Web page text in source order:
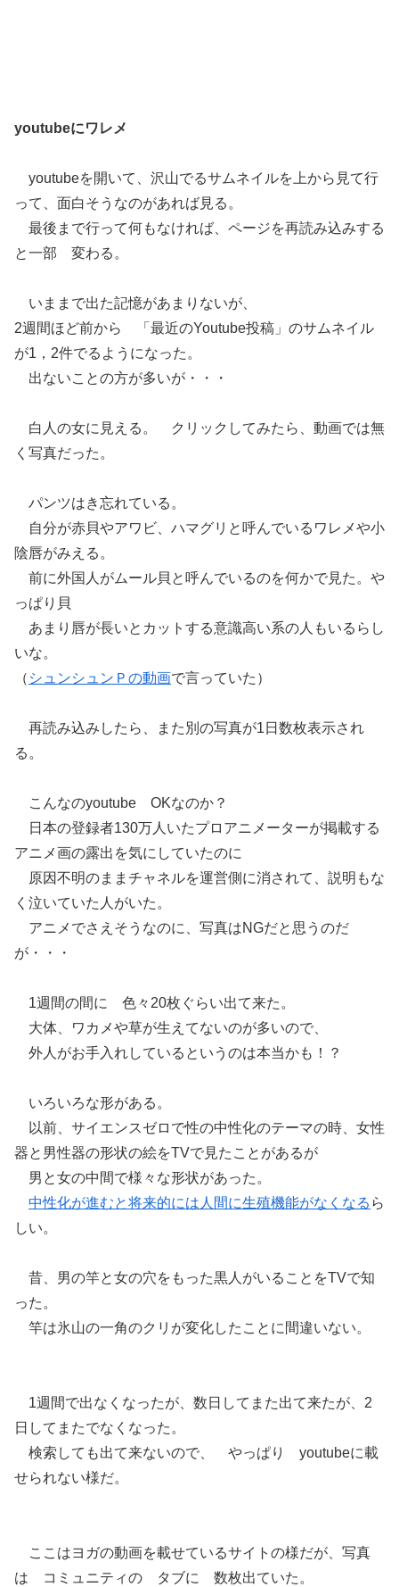
youtubeにワレメ
youtubeを開いて、沢山でるサムネイルを上から見て行
って、面白そうなのがあれば見る。
最後まで行って何もなければ、ページを再読み込みする
と一部 変わる。
いままで出た記憶があまりないが、
2週間ほど前から 「最近のYoutube投稿」のサムネイル
が1，2件でるようになった。
出ないことの方が多いが・・・
白人の女に見える。 クリックしてみたら、動画では無
く写真だった。
パンツはき忘れている。
自分が赤貝やアワビ、ハマグリと呼んでいるワレメや小
陰唇がみえる。
前に外国人がムール貝と呼んでいるのを何かで見た。や
っぱり貝
あまり唇が長いとカットする意識高い系の人もいるらし
いな。
（ シュンシュンＰの動画で言っていた）
再読み込みしたら、また別の写真が1日数枚表示され
る。
こんなのyoutube OKなのか？
日本の登録者130万人いたプロアニメーターが掲載する
アニメ画の露出を気にしていたのに
原因不明のままチャネルを運営側に消されて、説明もな
く泣いていた人がいた。
アニメでさえそうなのに、写真はNGだと思うのだ
が・・・
1週間の間に 色々20枚ぐらい出て来た。
大体、ワカメや草が生えてないのが多いので、
外人がお手入れしているというのは本当かも！？
いろいろな形がある。
以前、サイエンスゼロで性の中性化のテーマの時、女性
器と男性器の形状の絵をTVで見たことがあるが
男と女の中間で様々な形状があった。
中性化が進むと将来的には人間に生殖機能がなくなる ら
しい。
昔、男の竿と女の穴をもった黒人がいることをTVで知
った。
竿は氷山の一角のクリが変化したことに間違いない。
1週間で出なくなったが、数日してまた出て来たが、2
日してまたでなくなった。
検索しても出て来ないので、 やっぱり youtubeに載
せられない様だ。
ここはヨガの動画を載せているサイトの様だが、写真
は コミュニティの タブに 数枚出ていた。